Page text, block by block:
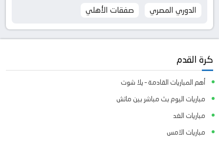
الدوري المصري
صفقات الأهلي
كرة القدم
أهم المباريات القادمة – يلا شوت
مباريات اليوم بث مباشر بين ماتش
مباريات الغد
مباريات الامس